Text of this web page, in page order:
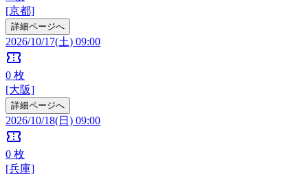
[京都]
詳細ページへ
2026/10/17(土) 09:00
confirmation_number
0 枚
[大阪]
詳細ページへ
2026/10/18(日) 09:00
confirmation_number
0 枚
[兵庫]